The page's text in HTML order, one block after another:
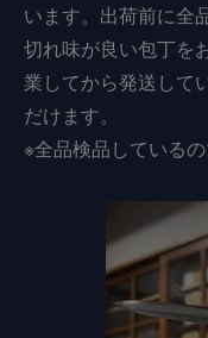
います。出荷前に全
切れ味が良い包丁を
業してから発送して
だけます。
※全品検品している